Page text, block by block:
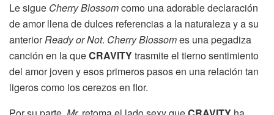
Le sigue Cherry Blossomcomo una adorable declaración
de amor llena de dulces referencias a la naturaleza y a su
anteriorReady or Not. Cherry Blossomes una pegadiza
canción en la queCRAVITYtrasmite el tierno sentimiento
del amor joven y esos primeros pasos en una relación tan
ligeros como los cerezos en flor.